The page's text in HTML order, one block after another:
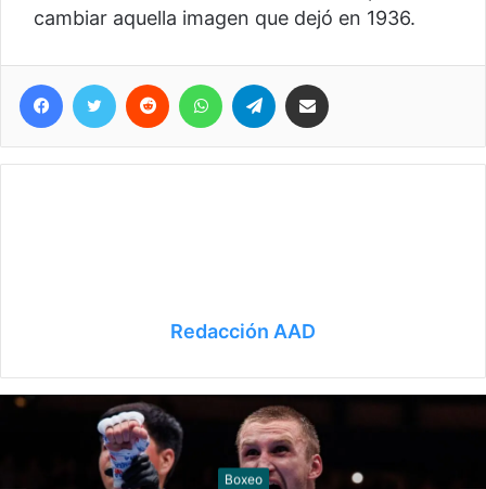
cambiar aquella imagen que dejó en 1936.
Facebook
Twitter Reddit WhatsAppTelegram
Redacción AAD
Juegos